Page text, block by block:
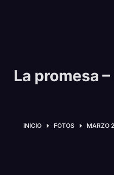
La promesa
INICIO FOTOS MARZO